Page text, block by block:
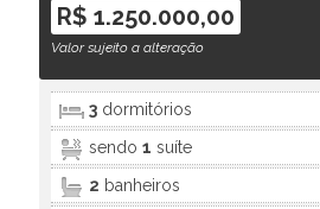
R$ 1.250.000,00
Valor sujeito a alteração
3 dormitórios
sendo1 suíte
2 banheiros